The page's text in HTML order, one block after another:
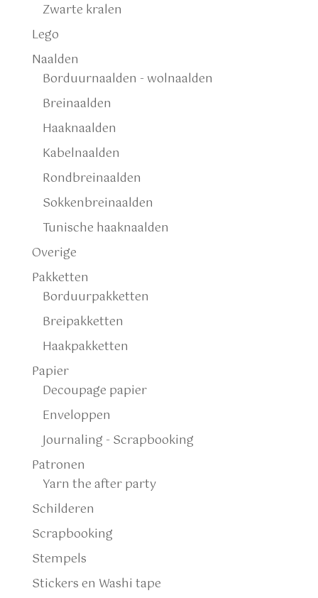
Zwarte kralen
Lego
Naalden
Borduurnaalden - wolnaalden
Breinaalden
Haaknaalden
Kabelnaalden
Rondbreinaalden
Sokkenbreinaalden
Tunische haaknaalden
Overige
Pakketten
Borduurpakketten
Breipakketten
Haakpakketten
Papier
Decoupage papier
Enveloppen
Journaling - Scrapbooking
Patronen
Yarn the after party
Schilderen
Scrapbooking
Stempels
Stickers en Washi tape